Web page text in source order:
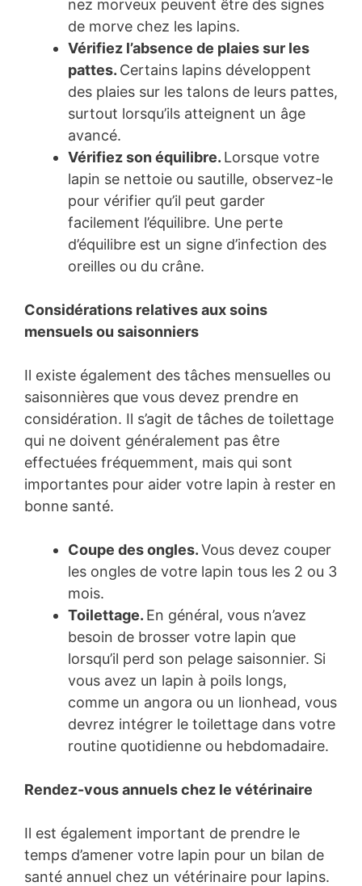
nez morveux peuvent être des signes
de morve chez les lapins.
Vérifiez l’absence de plaies sur les
pattes. Certains lapins développent
des plaies sur les talons de leurs pattes,
surtout lorsqu’ils atteignent un âge
avancé.
Vérifiez son équilibre. Lorsque votre
lapin se nettoie ou sautille, observez-le
pour vérifier qu’il peut garder
facilement l’équilibre. Une perte
d’équilibre est un signe d’infection des
oreilles ou du crâne.
Considérations relatives aux soins
mensuels ou saisonniers
Il existe également des tâches mensuelles ou
saisonnières que vous devez prendre en
considération. Il s’agit de tâches de toilettage
qui ne doivent généralement pas être
effectuées fréquemment, mais qui sont
importantes pour aider votre lapin à rester en
bonne santé.
Coupe des ongles.Vous devez couper
les ongles de votre lapin tous les 2 ou 3
mois.
Toilettage. En général, vous n’avez
besoin de brosser votre lapin que
lorsqu’il perd son pelage saisonnier. Si
vous avez un lapin à poils longs,
comme un angora ou un lionhead, vous
devrez intégrer le toilettage dans votre
routine quotidienne ou hebdomadaire.
Rendez-vous annuels chez le vétérinaire
Il est également important de prendre le
temps d’amener votre lapin pour un bilan de
santé annuel chez un vétérinaire pour lapins.